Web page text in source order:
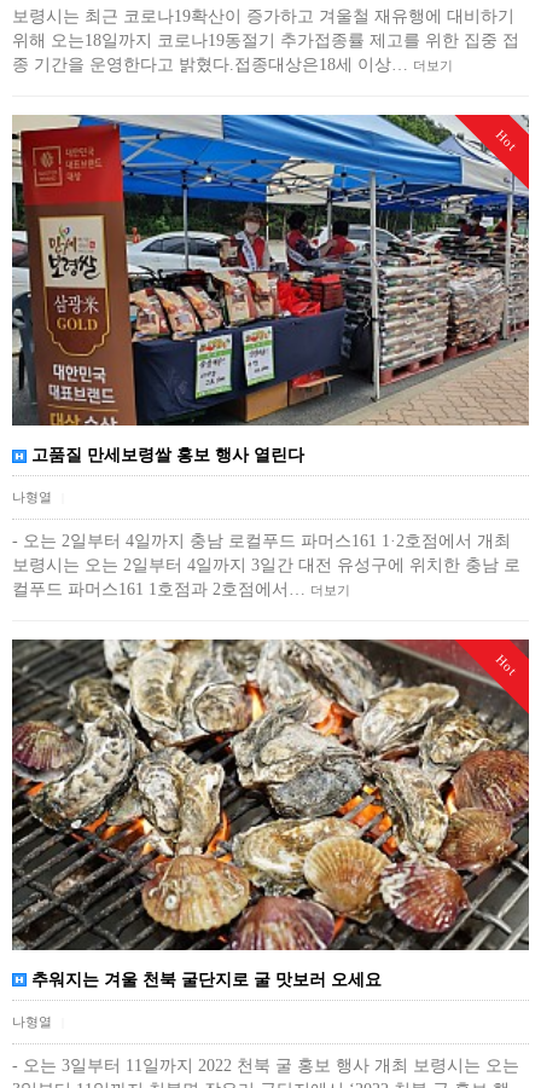
보령시는 최근 코로나19확산이 증가하고 겨울철 재유행에 대비하기
위해 오는18일까지 코로나19동절기 추가접종률 제고를 위한 집중 접
종 기간을 운영한다고 밝혔다.접종대상은18세 이상…
더보기
Hot
고품질 만세보령쌀 홍보 행사 열린다
나형열
- 오는 2일부터 4일까지 충남 로컬푸드 파머스161 1·2호점에서 개최
보령시는 오는 2일부터 4일까지 3일간 대전 유성구에 위치한 충남 로
컬푸드 파머스161 1호점과 2호점에서…
더보기
Hot
추워지는 겨울 천북 굴단지로 굴 맛보러 오세요
나형열
- 오는 3일부터 11일까지 2022 천북 굴 홍보 행사 개최 보령시는 오는